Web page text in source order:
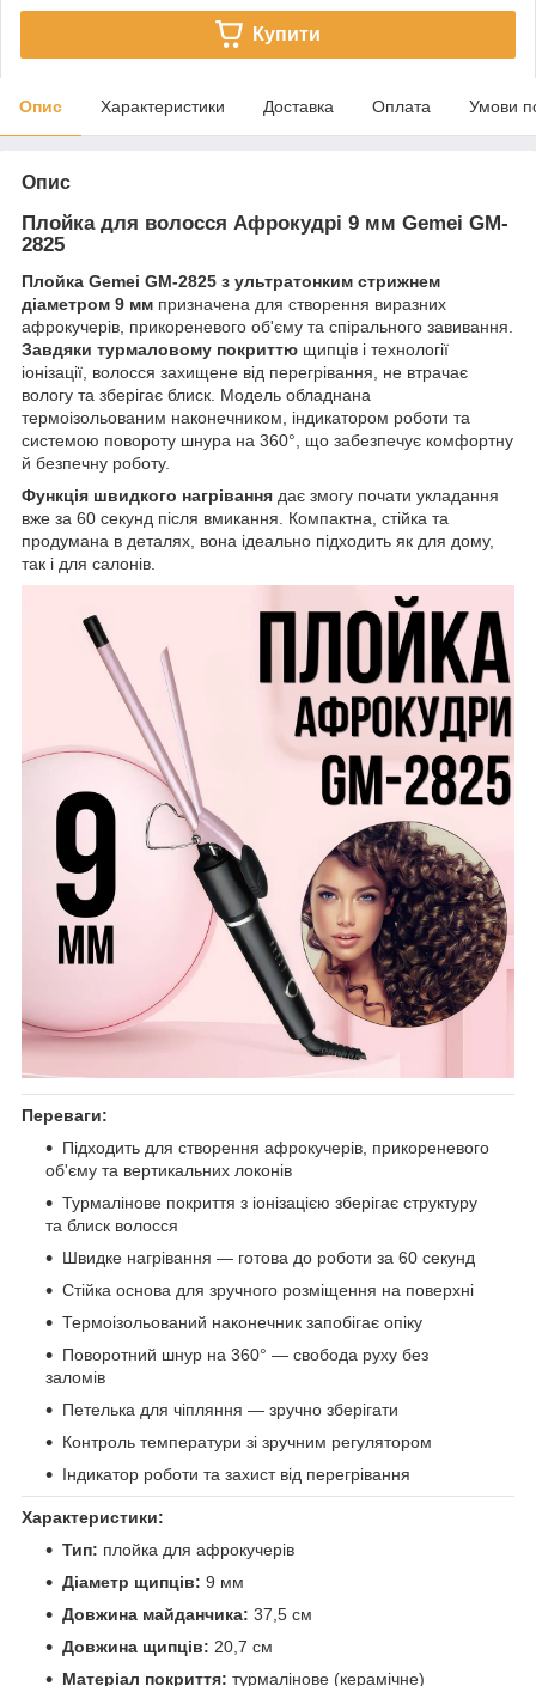
Купити
Опис Характеристики Доставка Оплата Умови
Опис
Плойка для волосся Афрокудрі 9 мм Gemei GM-
2825
Плойка Gemei GM-2825 з ультратонким стрижнем
діаметром 9 мм призначена для створення виразних
афрокучерів, прикореневого об'єму та спірального завивання.
Завдяки турмаловому покриттю щипців і технології
іонізації, волосся захищене від перегрівання, не втрачає
вологу та зберігає блиск. Модель обладнана
термоізольованим наконечником, індикатором роботи та
системою повороту шнура на 360°, що забезпечує комфортну
й безпечну роботу.
Функція швидкого нагрівання дає змогу почати укладання
вже за 60 секунд після вмикання. Компактна, стійка та
продумана в деталях, вона ідеально підходить як для дому,
так і для салонів.
Переваги:
Підходить для створення афрокучерів, прикореневого
об'єму та вертикальних локонів
Турмалінове покриття з іонізацією зберігає структуру
та блиск волосся
Швидке нагрівання — готова до роботи за 60 секунд
Стійка основа для зручного розміщення на поверхні
Термоізольований наконечник запобігає опіку
Поворотний шнур на 360° — свобода руху без
заломів
Петелька для чіпляння — зручно зберігати
Контроль температури зі зручним регулятором
Індикатор роботи та захист від перегрівання
Характеристики:
Тип: плойка для афрокучерів
Діаметр щипців: 9 мм
Довжина майданчика: 37,5 см
Довжина щипців: 20,7 см
Матеріал покриття: турмалінове (керамічне)